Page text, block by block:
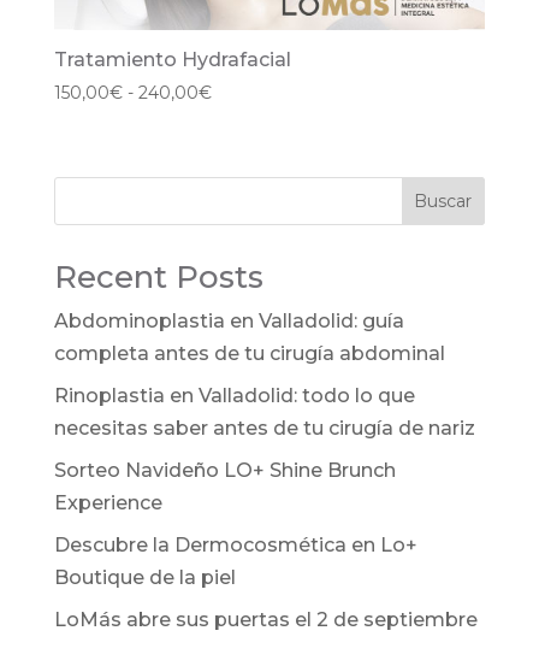
Tratamiento Hydrafacial
150,00€ - 240,00€Rango
desde
hasta
Buscar
Recent Posts
Abdominoplastia en Valladolid: guía
completa antes de tu cirugía abdominal
Rinoplastia en Valladolid: todo lo que
necesitas saber antes de tu cirugía de nariz
Sorteo Navideño LO+ Shine Brunch
Experience
Descubre la Dermocosmética en Lo+
Boutique de la piel
LoMás abre sus puertas el 2 de septiembre